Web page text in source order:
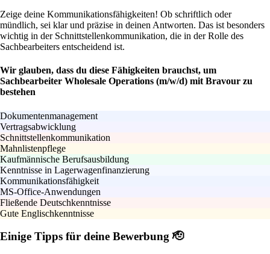
Zeige deine Kommunikationsfähigkeiten! Ob schriftlich oder
mündlich, sei klar und präzise in deinen Antworten. Das ist besonders
wichtig in der Schnittstellenkommunikation, die in der Rolle des
Sachbearbeiters entscheidend ist.
Wir glauben, dass du diese Fähigkeiten brauchst, um
Sachbearbeiter Wholesale Operations (m/w/d) mit Bravour zu
bestehen
Dokumentenmanagement
Vertragsabwicklung
Schnittstellenkommunikation
Mahnlistenpflege
Kaufmännische Berufsausbildung
Kenntnisse in Lagerwagenfinanzierung
Kommunikationsfähigkeit
MS-Office-Anwendungen
Fließende Deutschkenntnisse
Gute Englischkenntnisse
Einige Tipps für deine Bewerbung 🫡